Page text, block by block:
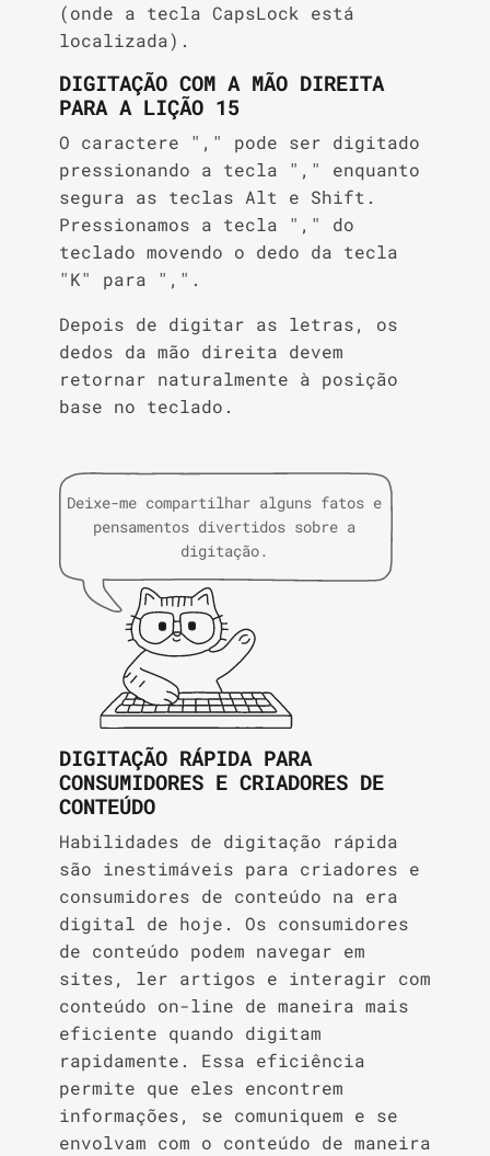
(onde a tecla CapsLock está
localizada).
DIGITAÇÃO COM A MÃO DIREITA
PARA A LIÇÃO 15
O caractere "," pode ser digitado
pressionando a tecla "," enquanto
segura as teclas Alt e Shift.
Pressionamos a tecla "," do
teclado movendo o dedo da tecla
"K" para ",".
Depois de digitar as letras, os
dedos da mão direita devem
retornar naturalmente à posição
base no teclado.
Deixe-me compartilhar alguns fatos e
pensamentos divertidos sobre a
digitação.
DIGITAÇÃO RÁPIDA PARA
CONSUMIDORES E CRIADORES DE
CONTEÚDO
Habilidades de digitação rápida
são inestimáveis para criadores e
consumidores de conteúdo na era
digital de hoje. Os consumidores
de conteúdo podem navegar em
sites, ler artigos e interagir com
conteúdo on-line de maneira mais
eficiente quando digitam
rapidamente. Essa eficiência
permite que eles encontrem
informações, se comuniquem e se
envolvam com o conteúdo de maneira